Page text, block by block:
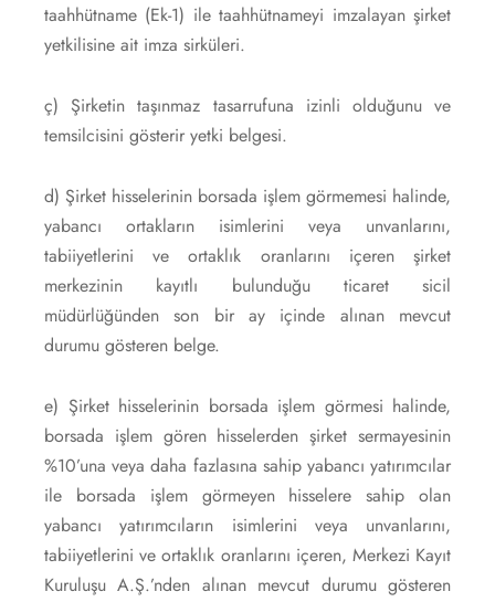
taahhütname (Ek-1) ile taahhütnameyi imzalayan şirket
yetkilisine ait imza sirküleri.
ç) Şirketin taşınmaz tasarrufuna izinli olduğunu ve
temsilcisini gösterir yetki belgesi.
d) Şirket hisselerinin borsada işlem görmemesi halinde,
yabancı ortakların isimlerini veya unvanlarını,
tabiiyetlerini ve ortaklık oranlarını içeren şirket
merkezinin kayıtlı bulunduğu ticaret sicil
müdürlüğünden son bir ay içinde alınan mevcut
durumu gösteren belge.
e) Şirket hisselerinin borsada işlem görmesi halinde,
borsada işlem gören hisselerden şirket sermayesinin
%10’una veya daha fazlasına sahip yabancı yatırımcılar
ile borsada işlem görmeyen hisselere sahip olan
yabancı yatırımcıların isimlerini veya unvanlarını,
tabiiyetlerini ve ortaklık oranlarını içeren, Merkezi Kayıt
Kuruluşu A.Ş.’nden alınan mevcut durumu gösteren